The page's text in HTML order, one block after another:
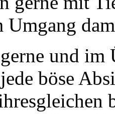
Umgang
und im
böse